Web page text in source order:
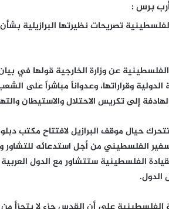
الفلسطينية تصريحات نظيرتها البرازيلية
عن وزارة الخارجية قولها في
الدولية وقراراتها، وعدواناً مباشراً
الهادفة إلى تكريس الاحتلال والاستيطان
حيال موقف البرازيل لافتتاح مكتب
الفلسطيني من أجل استدعائه للتشاور
الفلسطينية ستتشاور مع الدول
الدول.